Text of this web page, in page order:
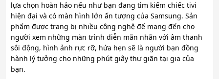
lựa chọn hoàn hảo nếu như bạn đang tìm kiếm chiếc tivi
hiện đại và có màn hình lớn ấn tượng của Samsung. Sản
phẩm được trang bị nhiều công nghệ để mang đến cho
người xem những màn trình diễn mãn nhãn với âm thanh
sôi động, hình ảnh rực rỡ, hứa hẹn sẽ là người bạn đồng
hành lý tưởng cho những phút giây thư giãn tại gia của
bạn.